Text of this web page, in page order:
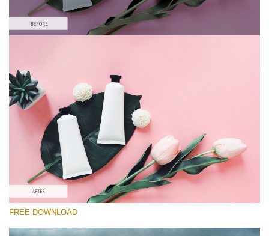
Please select
HDR Effect
(40 Lr Presets)
Must-Have Collection
(1432 Lr Presets)
Entire Collection
(2067 Lr Presets)
FREE DOWNLOAD